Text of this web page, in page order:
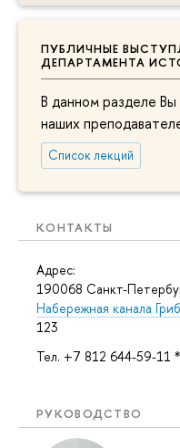
ПУБЛИЧНЫЕ
ДЕПАРТАМЕНТА
В данном разделе
наших
Список лекций
КОНТАКТЫ
Адрес:
190068 Санкт-
Набережная канала
123
Тел. +7 812 644-59-11
РУКОВОДСТВО